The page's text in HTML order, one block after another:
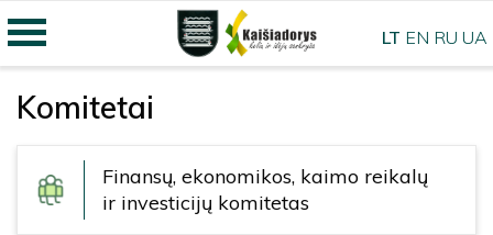
Komitetai
Finansų, ekonomikos, kaimo reikalų
ir investicijų komitetas
LT EN RU UA